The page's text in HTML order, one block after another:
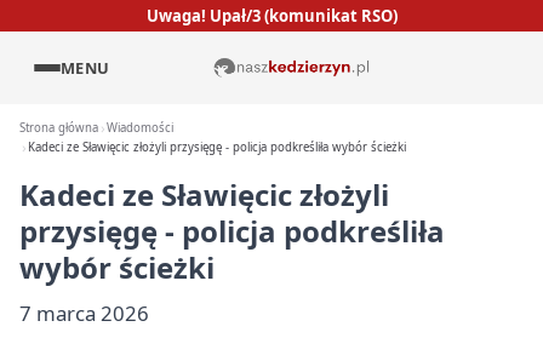
Uwaga! Upał/3 (komunikat RSO)
MENU
Strona główna Wiadomości
Kadeci ze Sławięcic złożyli przysięgę - policja podkreśliła wybór ścieżki
Kadeci ze Sławięcic złożyli
przysięgę - policja podkreśliła
wybór ścieżki
7 marca 2026